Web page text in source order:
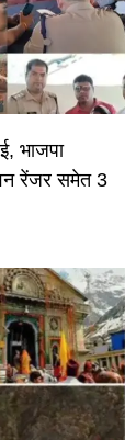
भाजपा
वन रेंजर समेत 3